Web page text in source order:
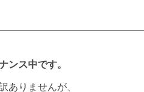
ンス中です。
ありませんが、